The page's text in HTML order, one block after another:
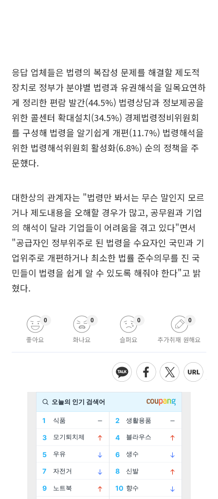
응답 업체들은 법령의 복잡성 문제를 해결할 제도적
장치로 정부가 분야별 법령과 유권해석을 일목요연하
게 정리한 편람 발간(44.5%) 법령상담과 정보제공을
위한 콜센터 확대설치(34.5%) 경제법령정비위원회
를 구성해 법령을 알기쉽게 개편(11.7%) 법령해석을
위한 법령해석위원회 활성화(6.8%) 순의 정책을 주
문했다.
대한상의 관계자는 "법령만 봐서는 무슨 말인지 모르
거나 제도내용을 오해할 경우가 많고, 공무원과 기업
의 해석이 달라 기업들이 어려움을 겪고 있다"면서
"공급자인 정부위주로 된 법령을 수요자인 국민과 기
업위주로 개편하거나 최소한 법률 준수의무를 진 국
민들이 법령을 쉽게 알 수 있도록 해줘야 한다"고 밝
혔다.
좋아요
0
화나요
0
슬퍼요
0
추가취재 원해요
0